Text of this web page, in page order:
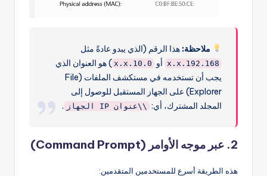
ملاحظة: هذا الرقم (الذي يبدو عادةً مثل
192.168.x.x أو 10.0.x.x
) هو العنوان الذي
يجب أن تستخدمه في مستكشف الملفات (File
Explorer) على الجهاز المستقبل للوصول إلى
المجلد المشترك، أي: \\عنوان IP الجهاز .
2. عبر موجه الأوامر (Command Prompt)
هذه الطريقة أسرع للمستخدمين المتقدمين: